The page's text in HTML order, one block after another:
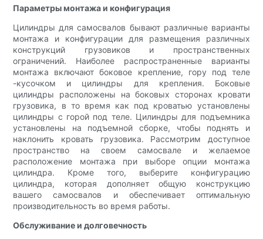
Параметры монтажа и конфигурация
Цилиндры для самосвалов бывают различные варианты
монтажа и конфигурации для размещения различных
конструкций грузовиков и пространственных
ограничений. Наиболее распространенные варианты
монтажа включают боковое крепление, гору под теле
-кусочком и цилиндры для крепления. Боковые
цилиндры расположены на боковых сторонах кровати
грузовика, в то время как под кроватью установлены
цилиндры с горой под теле. Цилиндры для подъемника
установлены на подъемной сборке, чтобы поднять и
наклонить кровать грузовика. Рассмотрим доступное
пространство на своем самосвале и желаемое
расположение монтажа при выборе опции монтажа
цилиндра. Кроме того, выберите конфигурацию
цилиндра, которая дополняет общую конструкцию
вашего самосвалов и обеспечивает оптимальную
производительность во время работы.
Обслуживание и долговечность